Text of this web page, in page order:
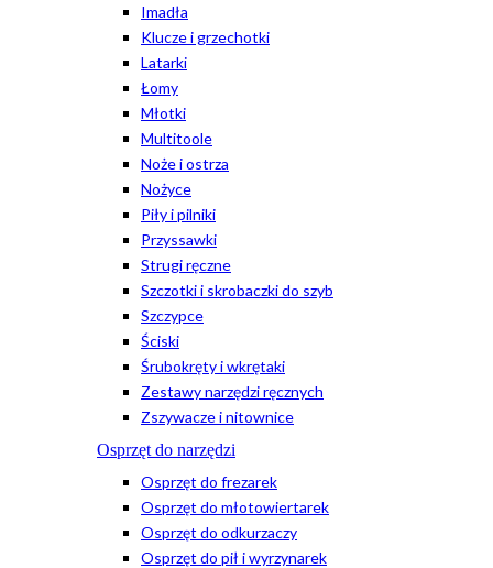
Imadła
Klucze i grzechotki
Latarki
Łomy
Młotki
Multitoole
Noże i ostrza
Nożyce
Piły i pilniki
Przyssawki
Strugi ręczne
Szczotki i skrobaczki do szyb
Szczypce
Ściski
Śrubokręty i wkrętaki
Zestawy narzędzi ręcznych
Zszywacze i nitownice
Osprzęt do narzędzi
Osprzęt do frezarek
Osprzęt do młotowiertarek
Osprzęt do odkurzaczy
Osprzęt do pił i wyrzynarek